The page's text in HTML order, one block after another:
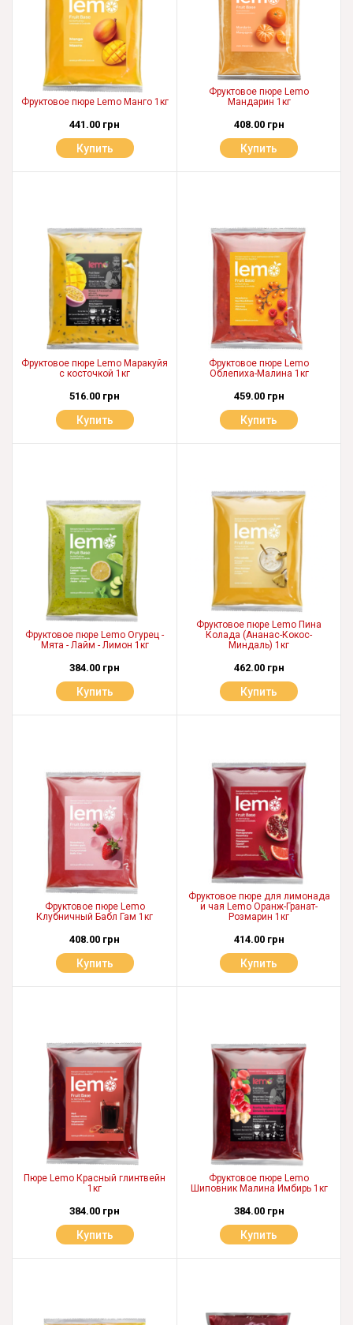
Фруктовое пюре Lemo Манго 1кг
441.00 грн
Купить
Фруктовое пюре Lemo
Мандарин 1кг
408.00 грн
Купить
Фруктовое пюре Lemo Маракуйя
с косточкой 1кг
516.00 грн
Купить
Фруктовое пюре Lemo
Облепиха-Малина 1кг
459.00 грн
Купить
Фруктовое пюре Lemo Огурец -
Мята - Лайм - Лимон 1кг
384.00 грн
Купить
Фруктовое пюре Lemo Пина
Колада (Ананас-Кокос-
Миндаль) 1кг
462.00 грн
Купить
Фруктовое пюре Lemo
Клубничный Бабл Гам 1кг
408.00 грн
Купить
Фруктовое пюре для лимонада
и чая Lemo Оранж-Гранат-
Розмарин 1кг
414.00 грн
Купить
Пюре Lemo Красный глинтвейн
1кг
384.00 грн
Купить
Фруктовое пюре Lemo
Шиповник Малина Имбирь 1кг
384.00 грн
Купить